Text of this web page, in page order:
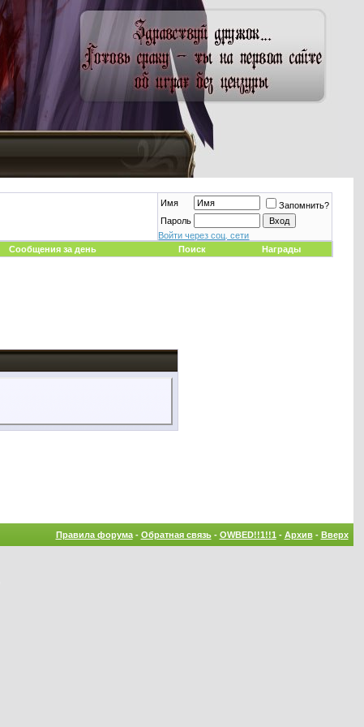
Имя
Запомнить?
Пароль
Войти через соц. сети
Сообщения за день Поиск Награды
Правила форума- Обратная связь- OWBED!!1!!1 - Архив- Вверх